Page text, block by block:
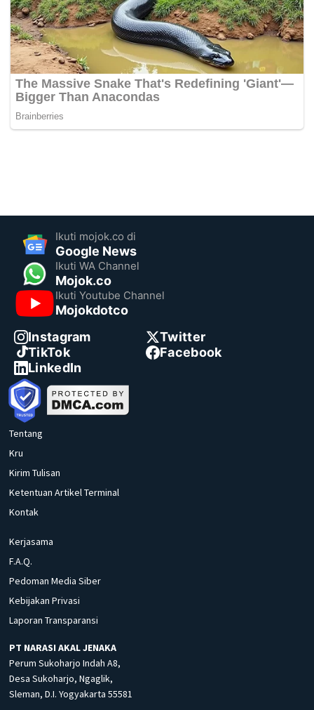
Ikuti mojok.co di
Google News
Ikuti WA Channel
Mojok.co
Ikuti Youtube Channel
Mojokdotco
Instagram
Twitter
TikTok
Facebook
LinkedIn
Tentang
Kru
Kirim Tulisan
Ketentuan Artikel Terminal
Kontak
Kerjasama
F.A.Q.
Pedoman Media Siber
Kebijakan Privasi
Laporan Transparansi
PT NARASI AKAL JENAKA
Perum Sukoharjo Indah A8,
Desa Sukoharjo, Ngaglik,
Sleman, D.I. Yogyakarta 55581